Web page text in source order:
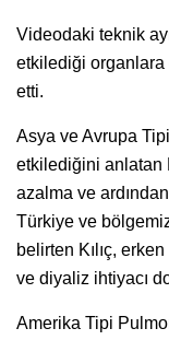
Videodaki teknik
etkilediği
etti.
Asya ve Avrupa
etkilediğini anlatan
azalma ve
Türkiye ve
belirten Kılıç,
ve diyaliz ihtiyacı
Amerika Tipi